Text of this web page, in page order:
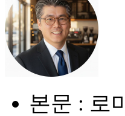
본문 : 로